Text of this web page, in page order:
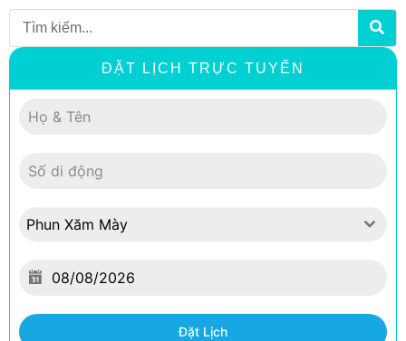
Search
ĐẶT LỊCH TRỰC TUYẾN
Phun Xăm Mày
Đặt Lịch